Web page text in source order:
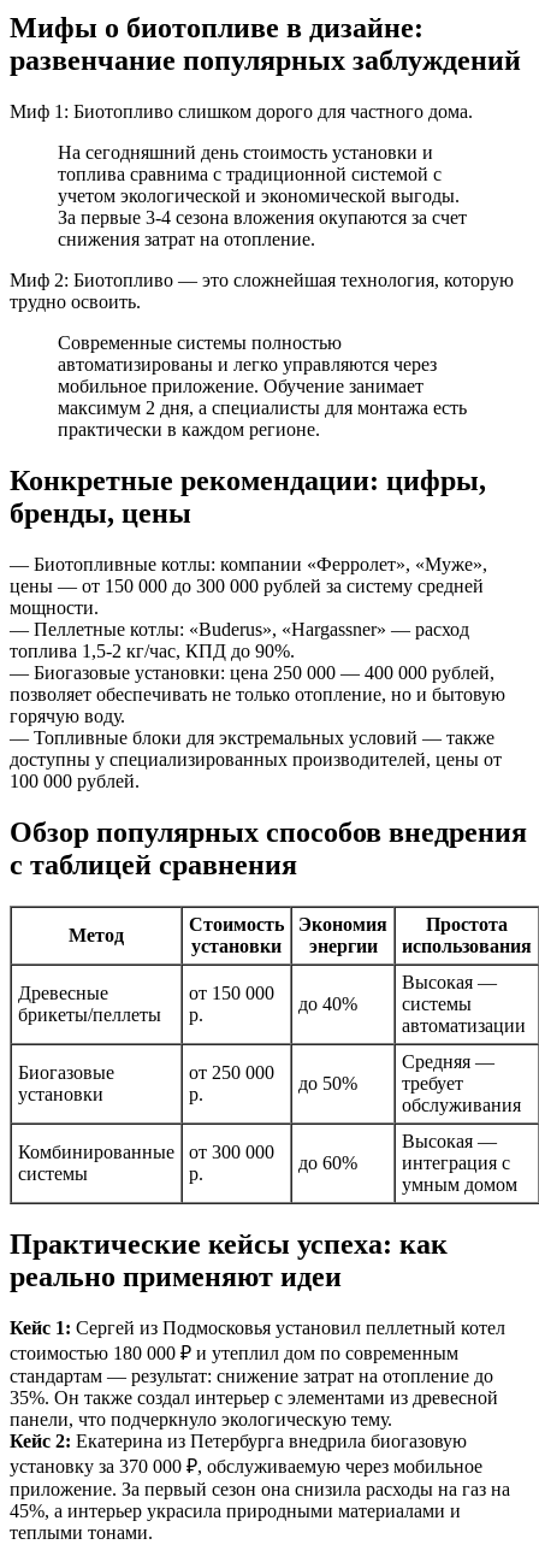
Мифы о биотопливе в дизайне:
развенчание популярных заблуждений
Миф 1: Биотопливо слишком дорого для частного дома.
На сегодняшний день стоимость установки и
топлива сравнима с традиционной системой с
учетом экологической и экономической выгоды.
За первые 3-4 сезона вложения окупаются за счет
снижения затрат на отопление.
Миф 2: Биотопливо — это сложнейшая технология, которую
трудно освоить.
Современные системы полностью
автоматизированы и легко управляются через
мобильное приложение. Обучение занимает
максимум 2 дня, а специалисты для монтажа есть
практически в каждом регионе.
Конкретные рекомендации: цифры,
бренды, цены
— Биотопливные котлы: компании «Ферролет», «Муже»,
цены — от 150 000 до 300 000 рублей за систему средней
мощности.
— Пеллетные котлы: «Buderus», «Hargassner» — расход
топлива 1,5-2 кг/час, КПД до 90%.
— Биогазовые установки: цена 250 000 — 400 000 рублей,
позволяет обеспечивать не только отопление, но и бытовую
горячую воду.
— Топливные блоки для экстремальных условий — также
доступны у специализированных производителей, цены от
100 000 рублей.
Обзор популярных способов внедрения
с таблицей сравнения
Метод
Стоимость
установки
Экономия
энергии
Простота
использования
Древесные
брикеты/пеллеты
от 150 000
р.
до 40%
Высокая —
системы
автоматизации
Биогазовые
установки
от 250 000
р.
до 50%
Средняя —
требует
обслуживания
Комбинированные
системы
от 300 000
р.
до 60%
Высокая —
интеграция с
умным домом
Практические кейсы успеха: как
реально применяют идеи
Кейс 1: Сергей из Подмосковья установил пеллетный котел
стоимостью 180 000 ₽ и утеплил дом по современным
стандартам — результат: снижение затрат на отопление до
35%. Он также создал интерьер с элементами из древесной
панели, что подчеркнуло экологическую тему.
Кейс 2: Екатерина из Петербурга внедрила биогазовую
установку за 370 000 ₽, обслуживаемую через мобильное
приложение. За первый сезон она снизила расходы на газ на
45%, а интерьер украсила природными материалами и
теплыми тонами.